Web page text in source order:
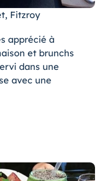
Fitzroy
apprécié à
et brunchs
dans une
avec une